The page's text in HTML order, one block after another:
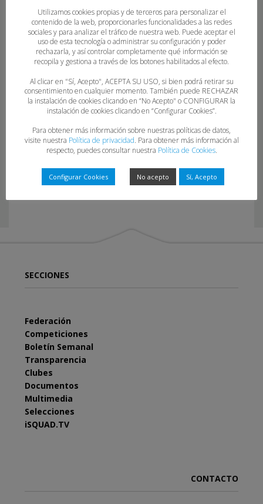
“Competiciones”.
SECCIONES
Federación
Competiciones
Boletín Semanal
Transparencia
Clubes
Documentos
Multimedia
Selecciones
iSQUAD.TV
CONTACTO
Utilizamos cookies propias y de terceros para personalizar el
contenido de la web, proporcionarles funcionalidades a las redes
sociales y para analizar el tráfico de nuestra web. Puede aceptar el
uso de esta tecnología o administrar su configuración y poder
rechazarla, y así controlar completamente qué información se
recopila y gestiona a través de los botones habilitados al efecto.
Al clicar en "Sí, Acepto", ACEPTA SU USO, si bien podrá retirar su
consentimiento en cualquier momento. También puede RECHAZAR
la instalación de cookies clicando en “No Acepto" o CONFIGURAR la
instalación de cookies clicando en “Configurar Cookies”.
Para obtener más información sobre nuestras políticas de datos,
visite nuestra Política de privacidad. Para obtener más información al
respecto, puedes consultar nuestra Política de Cookies.
Configurar Cookies No acepto Sí, Acepto